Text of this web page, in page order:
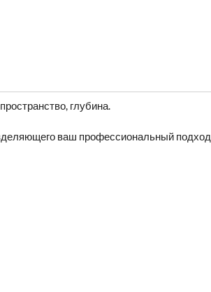
глубина.
ваш профессиональный подход